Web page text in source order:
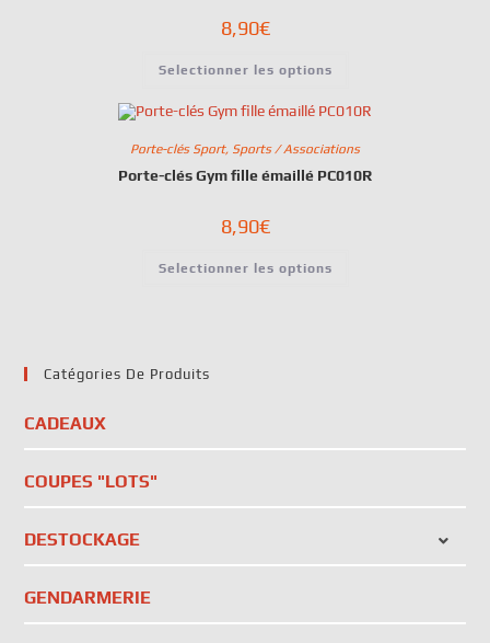
8,90€
Selectionner les options
Porte-clés Sport, Sports / Associations
Porte-clés Gym fille émaillé PC010R
8,90€
Selectionner les options
Catégories De Produits
CADEAUX
COUPES "LOTS"
DESTOCKAGE
GENDARMERIE